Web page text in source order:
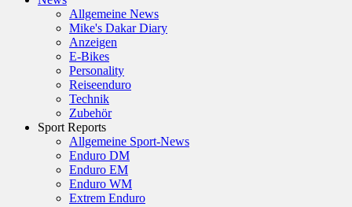
Allgemeine News
Mike's Dakar Diary
Anzeigen
E-Bikes
Personality
Reiseenduro
Technik
Zubehör
Sport Reports
Allgemeine Sport-News
Enduro DM
Enduro EM
Enduro WM
Extrem Enduro